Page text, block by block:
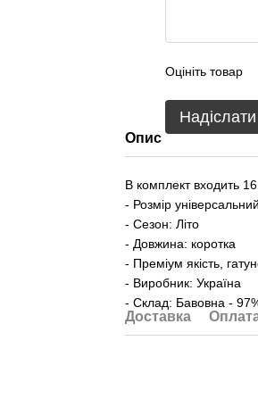
Оцініть товар
Надіслати
Опис
В комплект входить
- Розмір
- Сезон: Літо
- Довжина: коротка
- Преміум якість,
- Виробник: Україна
- Склад: Бавовна -
Доставка